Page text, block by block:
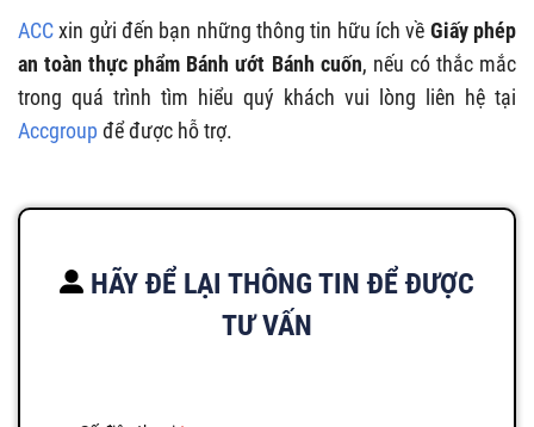
ACCxin gửi đến bạn những thông tin hữu ích về Giấy phép
an toàn thực phẩm Bánh ướt Bánh cuốn, nếu có thắc mắc
trong quá trình tìm hiểu quý khách vui lòng liên hệ tại
Accgroup để được hỗ trợ.
HÃY ĐỂ LẠI THÔNG TIN ĐỂ ĐƯỢC
TƯ VẤN